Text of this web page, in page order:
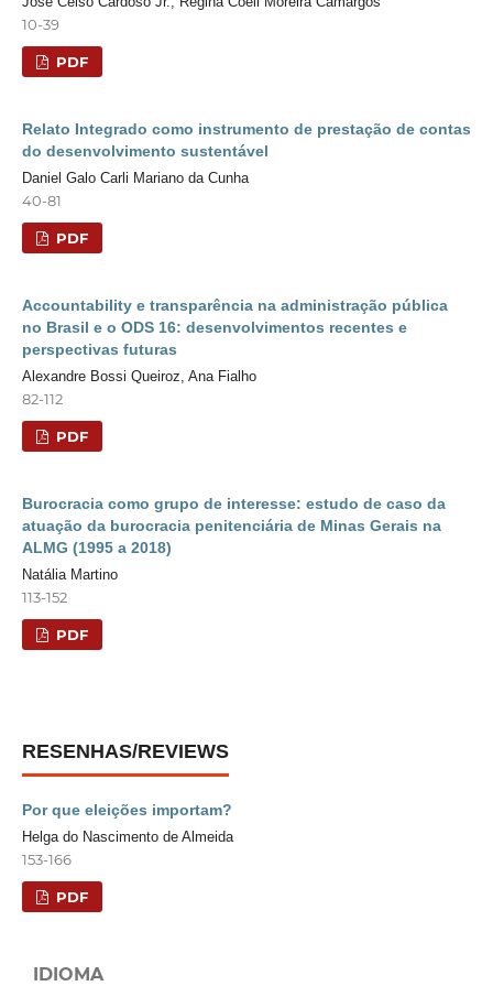
10-39
PDF
Relato Integrado como instrumento de prestação de contas
do desenvolvimento sustentável
Daniel Galo Carli Mariano da Cunha
40-81
PDF
Accountability e transparência na administração pública
no Brasil e o ODS 16: desenvolvimentos recentes e
perspectivas futuras
Alexandre Bossi Queiroz, Ana Fialho
82-112
PDF
Burocracia como grupo de interesse: estudo de caso da
atuação da burocracia penitenciária de Minas Gerais na
ALMG (1995 a 2018)
Natália Martino
113-152
PDF
RESENHAS/REVIEWS
Por que eleições importam?
Helga do Nascimento de Almeida
153-166
PDF
IDIOMA